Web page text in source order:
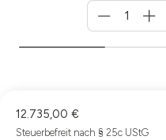
für
Warenkorb
12.735,00 €
Steuerbefreit nach § 25c UStG